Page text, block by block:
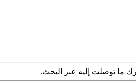
ما توصلت إليه عبر البحث.